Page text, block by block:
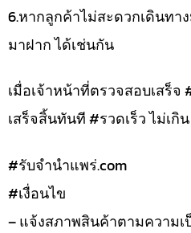
6.หากลูกค้าไม่สะดวกเดินทา
มาฝาก ได้เช่นกัน
เมื่อเจ้าหน้าที่ตรวจสอบเสร็
เสร็จสิ้นทันที #รวดเร็ว ไม่เกิน
#รับจํานําแพร่.com
#เงื่อนไข
– แจ้งสภาพสินค้าตามความเ